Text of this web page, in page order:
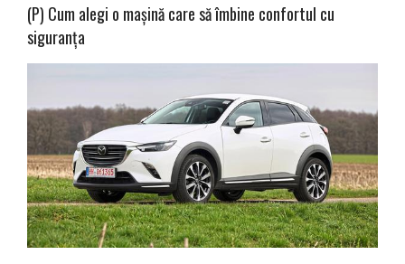
(P) Cum alegi o mașină care să îmbine confortul cu
siguranța